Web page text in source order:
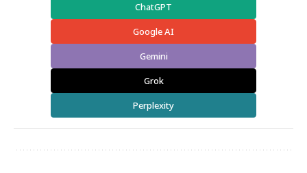
ChatGPT
Google AI
Gemini
Grok
Perplexity